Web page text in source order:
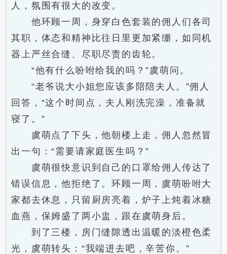
人，氛围有很大的改变。
他环顾一周，身穿白色套装的佣人们各司
其职，体态和精神比往日里更加紧绷，如同机
器上严丝合缝、尽职尽责的齿轮。
“他有什么吩咐给我的吗？”虞萌问。
“老爷说大小姐您应该多陪陪夫人。”佣人
回答，“这个时间点，夫人刚洗完澡，准备就
寝了。”
虞萌点了下头，他朝楼上走，佣人忽然冒
出一句：“需要请家庭医生吗？”
虞萌很快意识到自己的口罩给佣人传达了
错误信息，他拒绝了。环顾一周，虞萌吩咐大
家都去休息，只留厨房亮着，炉子上炖着冰糖
血燕，保姆盛了两小盅，跟在虞萌身后。
到了三楼，房门缝隙透出温暖的淡橙色柔
光，虞萌转头：“我端进去吧，辛苦你。”